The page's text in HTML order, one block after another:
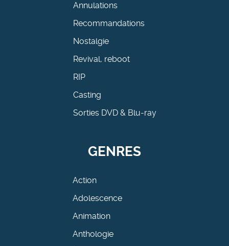
Annulations
Recommandations
Nostalgie
Revival, reboot
RIP
Casting
Sorties DVD & Blu-ray
GENRES
Action
Adolescence
Animation
Anthologie